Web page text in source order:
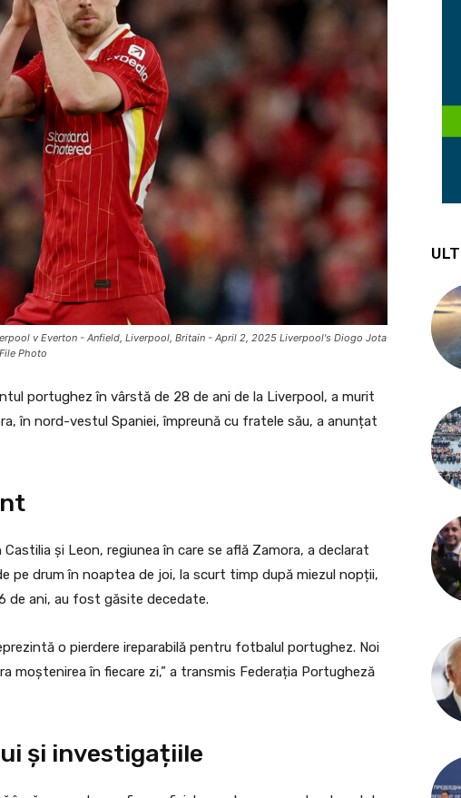
v Everton - Anfield, Liverpool, Britain - April 2, 2025 Liverpool's Diogo Jota
Photo
portughez în vârstă de 28 de ani de la Liverpool, a murit
în nord-vestul Spaniei, împreună cu fratele său, a anunțat
și Leon, regiunea în care se află Zamora, a declarat
pe drum în noaptea de joi, la scurt timp după miezul nopții,
de ani, au fost găsite decedate.
o pierdere ireparabilă pentru fotbalul portughez. Noi
moștenirea în fiecare zi,” a transmis Federația Portugheză
și investigațiile